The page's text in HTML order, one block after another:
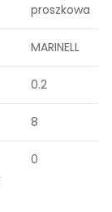
proszkowa
MARINELL
0.2
8
0